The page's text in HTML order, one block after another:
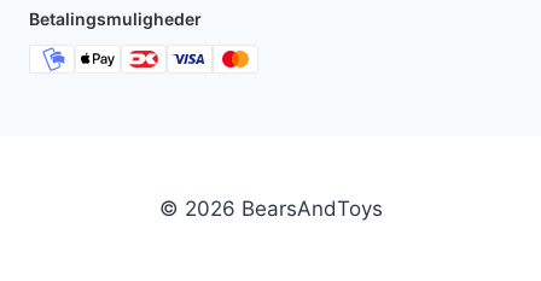
Betalingsmuligheder
© 2026 BearsAndToys